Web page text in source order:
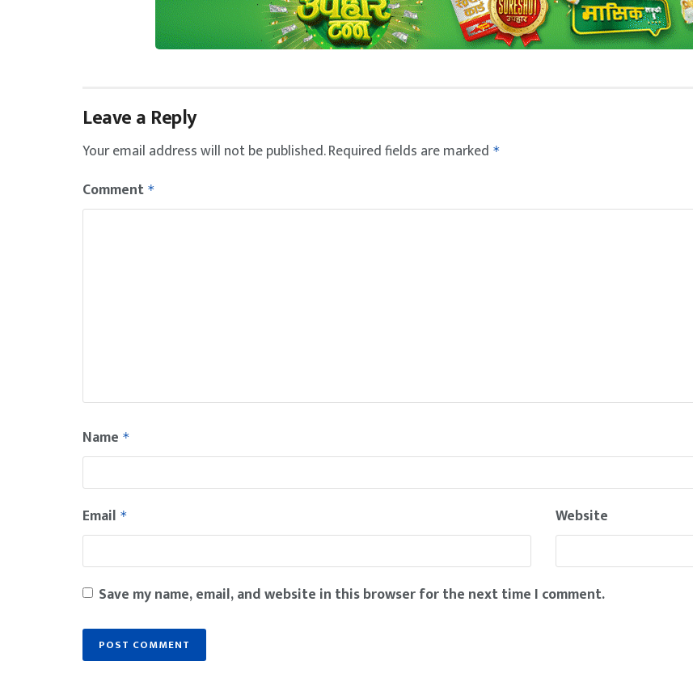
Leave a Reply
Your email address will not be published.Required fields are marked *
Comment *
Name *
Email * Website
Save my name, email, and website in this browser for the next time I comment.